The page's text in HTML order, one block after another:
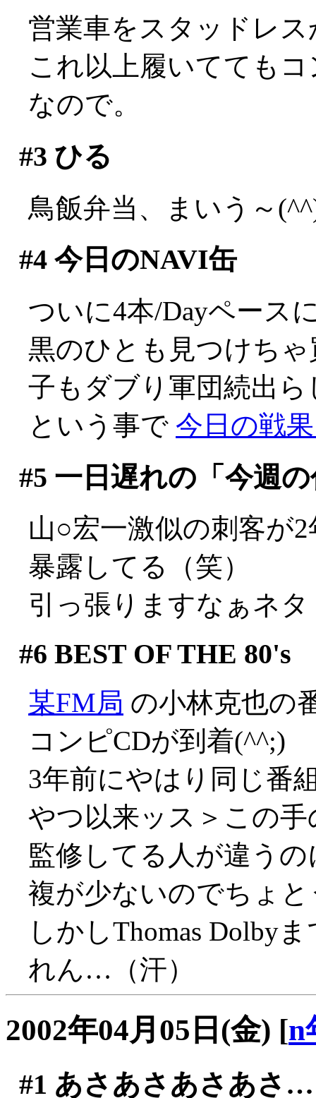
営業車をスタッドレ
これ以上履いてても
なので。
#3 ひる
鳥飯弁当、まいう～
#4今日のNAVI缶
ついに4本/Dayペース
黒のひとも見つけち
子もダブり軍団続出
という事で 今日の戦
#5 一日遅れの「今週
山○宏一激似の刺客が
暴露してる（笑）
引っ張りますなぁネタ
#6 BEST OF THE 80's
某FM局 の小林克也の
コンピCDが到着(^^;)
3年前にやはり同じ番
やつ以来ッス＞この手
監修してる人が違う
複が少ないのでちょ
しかしThomas Dolby
れん…（汗）
2002年04月05日(金) [n
#1 あさあさあさあさ…